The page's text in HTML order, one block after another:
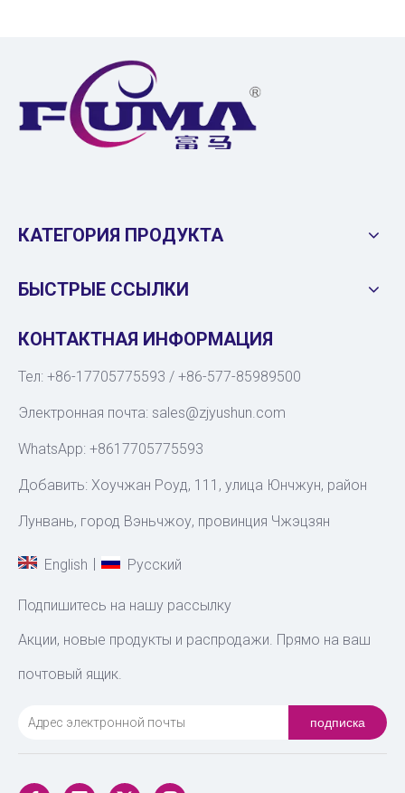
КАТЕГОРИЯ ПРОДУКТА
БЫСТРЫЕ ССЫЛКИ
КОНТАКТНАЯ ИНФОРМАЦИЯ
Тел: +86-17705775593 / +86-577-85989500
Электронная почта: sales@zjyushun.com
WhatsApp: +8617705775593
Добавить: Хоучжан Роуд, 111, улица Юнчжун, район
Лунвань, город Вэньчжоу, провинция Чжэцзян
English | Pусский
Подпишитесь на нашу рассылку
Акции, новые продукты и распродажи. Прямо на ваш
почтовый ящик.
подписка